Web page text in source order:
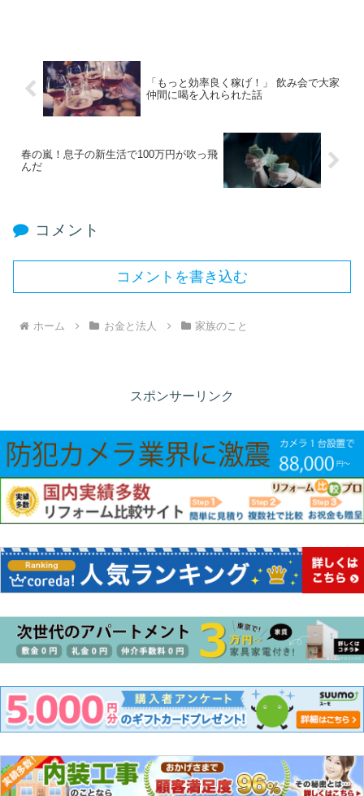
「もっと効率良く稼げ！」 飲み会で大家
仲間に喝を入れられた話
春の嵐！息子の新生活で100万円が吹っ飛
んだ
コメント
コメントを書き込む
ホーム お金と法人 家族のこと
スポンサーリンク